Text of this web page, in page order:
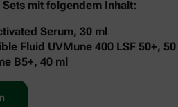
mit folgendem Inhalt:
Serum, 30 ml
Fluid UVMune 400 LSF 50+, 50
B5+, 40 ml